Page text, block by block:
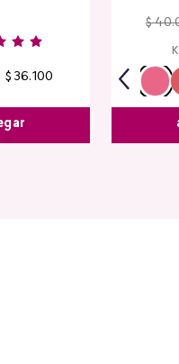
$ 36.100
$ 40.